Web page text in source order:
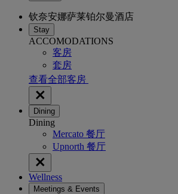
钦奈安娜萨莱铂尔曼酒店
Stay
ACCOMODATIONS
客房
套房
查看全部客房
Dining
Dining
Mercato 餐厅
Upnorth 餐厅
Wellness
Meetings & Events